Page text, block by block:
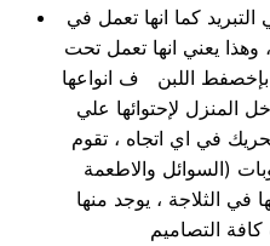
كما انها تعمل في
وهذا يعني انها تعمل تحت
اللبن ف انواعها
المنزل لإحتوائها علي
في اي اتجاه ، تقوم
(السوائل والاطعمة
الثلاجة ، يوجد منها